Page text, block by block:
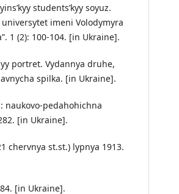
students’kyy soyuz.
universytet imeni Volodymyra
1 (2): 100-104. [in Ukraine].
portret. Vydannya druhe,
spilka. [in Ukraine].
naukovo-pedahohichna
[in Ukraine].
chervnya st.st.) lypnya 1913.
[in Ukraine].